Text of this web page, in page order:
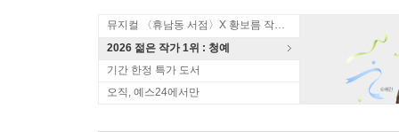
2026 젊은 작가 1위 : 청예
기간 한정 특가 도서
오직, 예스24에서만